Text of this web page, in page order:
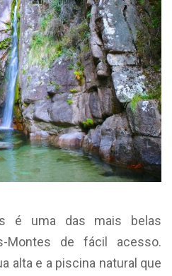
é uma das mais belas
Montes de fácil acesso.
alta e a piscina natural que